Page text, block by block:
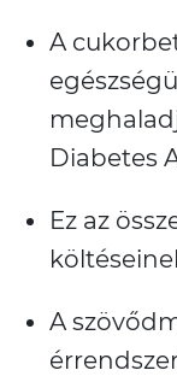
A
Diabetes
Ez az
A